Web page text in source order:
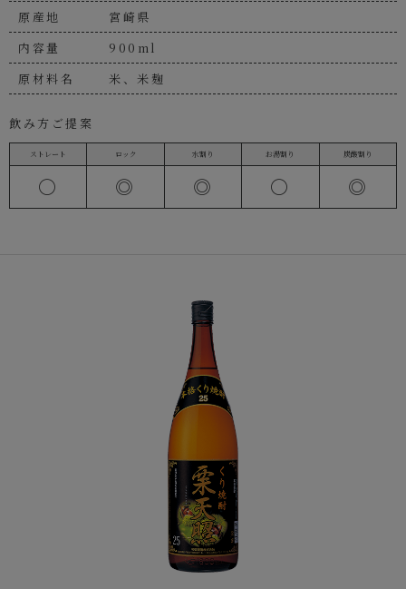
原産地
宮崎県
内容量
900ml
原材料名
米、米麹
飲み方ご提案
ストレート
〇
ロック
◎
水割り
◎
お湯割り
〇
炭酸割り
◎